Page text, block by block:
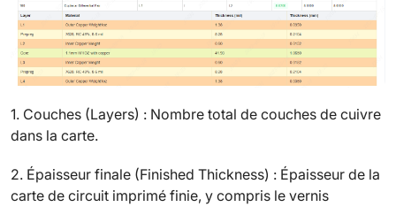
1. Couches (Layers) : Nombre total de couches de cuivre
dans la carte.
2. Épaisseur finale (Finished Thickness) : Épaisseur de la
carte de circuit imprimé finie, y compris le vernis